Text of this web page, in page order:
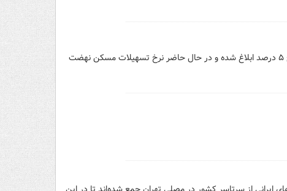
وزیر راه و شهرسازی اعلام کرد: تسهیلات وام روستایی با نرخ ۵ درصد ابلاغ شده و در حال حاضر نرخ تسهیلات مسکن نهضت